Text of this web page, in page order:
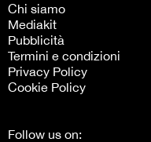
Chi siamo
Mediakit
Pubblicità
Termini e condizioni
Privacy Policy
Cookie Policy
Follow us on: